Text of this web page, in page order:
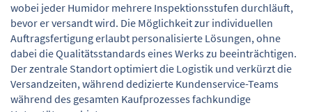
wobei jeder Humidor mehrere Inspektionsstufen durchläuft,
bevor er versandt wird. Die Möglichkeit zur individuellen
Auftragsfertigung erlaubt personalisierte Lösungen, ohne
dabei die Qualitätsstandards eines Werks zu beeinträchtigen.
Der zentrale Standort optimiert die Logistik und verkürzt die
Versandzeiten, während dedizierte Kundenservice-Teams
während des gesamten Kaufprozesses fachkundige